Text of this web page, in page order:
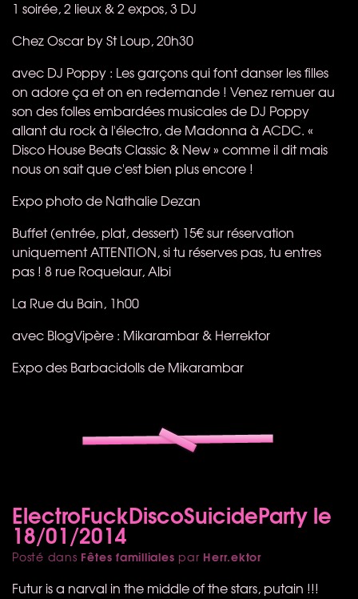
1 soirée, 2 lieux & 2 expos, 3 DJ
Chez Oscar by St Loup, 20h30
avec DJ Poppy : Les garçons qui font danser les filles
on adore ça et on en redemande ! Venez remuer au
son des folles embardées musicales de DJ Poppy
allant du rock à l'électro, de Madonna à ACDC. «
Disco House Beats Classic & New » comme il dit mais
nous on sait que c'est bien plus encore !
Expo photo de Nathalie Dezan
Buffet (entrée, plat, dessert) 15€ sur réservation
uniquementATTENTION, si tu réserves pas, tu entres
pas ! 8 rue Roquelaur, Albi
La Rue du Bain, 1h00
avec BlogVipère : Mikarambar & Herrektor
Expo des Barbacidolls de Mikarambar
ElectroFuckDiscoSuicideParty le
18/01/2014
Posté dans Fêtes familliales par Herr.ektor
Futur is a narval in the middle of the stars, putain !!!